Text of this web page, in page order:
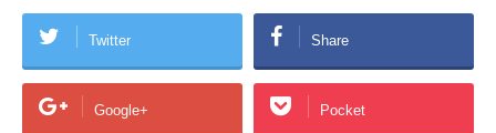
Twitter Share
Google+ Pocket